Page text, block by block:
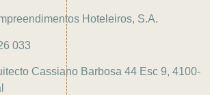
Hoteleiros, S.A.
033
Cassiano Barbosa 44 Esc 9, 4100-